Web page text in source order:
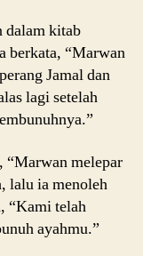
dalam kitab
berkata, “Marwan
Jamal dan
lagi setelah
melepar
lalu ia menoleh
“Kami telah
ayahmu.”